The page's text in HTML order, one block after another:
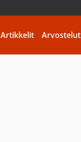
Artikkelit Arvostelut